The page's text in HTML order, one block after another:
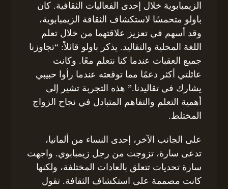
الزيمبابوية خلال إحدى الفعاليات الثقافية. كان
باولو متحمسًا لاستكشاف الثقافة الزيمبابوية،
وقد أسهم في تعزيز علاقتهما من خلال تعلم
اللغة المحلية والتقاليد. يذكر باولو قائلاً: “تجاوزنا
جميع العقبات عندما كنا نتعلم معًا. وكانت
عائلتي أكثر دعمًا مما توقعته عندما رأوا حبيبي
يشارك في تقاليدنا.” هذه التجربة تشير إلى
أهمية التعلم والتفاهم المتبادل في نجاح الزواج
المختلط.
على الجانب الآخر، إحدى النساء من ألمانيا،
تدعى سارة، تزوجت من رجل زيمبابوي. واجهت
سارة تحديات تتعلق بالعادات المختلفة، ولكنها
كانت مصممة على استكشاف الثقافة. تقول